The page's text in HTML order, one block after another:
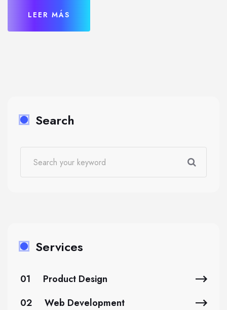
LEER MÁS
Search
Services
01
Product Design
02
Web Development